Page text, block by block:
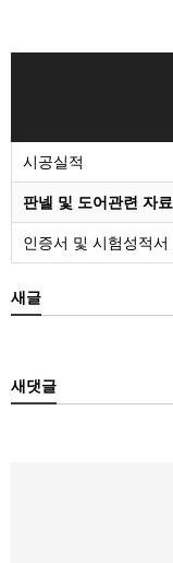
시공실적
판넬 및 도어관련 자료
인증서 및 시험성적서
새글
새댓글